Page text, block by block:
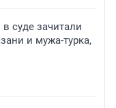
в суде зачитали
и мужа-турка,